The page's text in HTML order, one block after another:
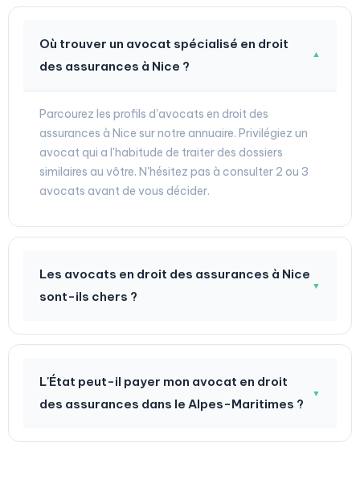
Où trouver un avocat spécialisé en droit
des assurances à Nice ?
▼
Parcourez les profils d'avocats en droit des
assurances à Nice sur notre annuaire. Privilégiez un
avocat qui a l'habitude de traiter des dossiers
similaires au vôtre. N'hésitez pas à consulter 2 ou 3
avocats avant de vous décider.
Les avocats en droit des assurances à Nice
sont-ils chers ?
▼
L'État peut-il payer mon avocat en droit
des assurances dans le Alpes-Maritimes ?
▼